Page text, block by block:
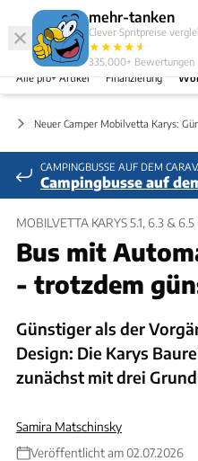
mehr-tanken
Clever Spritpreise
★★★★★
★
335.000+ Bewertungen
Abo
Alle pro+ Artikel Finanzierung
Neuer Camper Mobilvetta Karys:
CAMPINGBUSSE AUF DEM
Campingbusse auf
MOBILVETTA KARYS 5.1, 6.3 & 6.5
Bus mit
- trotzdem
Günstiger als der
Design: Die Karys
zunächst mit drei
Samira Matschinsky
Veröffentlicht am 02.07.2026